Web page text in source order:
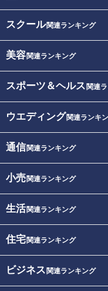
スクール関連ランキング
美容関連ランキング
スポーツ＆ヘルス 関連
ウエディング関連ランキ
通信関連ランキング
小売関連ランキング
生活関連ランキング
住宅関連ランキング
ビジネス 関連ランキング